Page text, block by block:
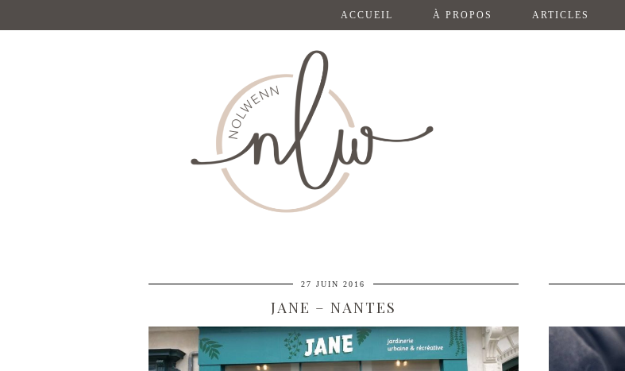
ACCUEIL À PROPOS ARTICLES
27 JUIN 2016
JANE – NANTES